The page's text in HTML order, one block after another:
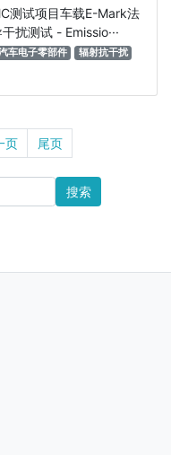
测试项目车载E-Mark法
扰测试 - Emissio···
车电子零部件
辐射抗干扰
页 尾页
搜索